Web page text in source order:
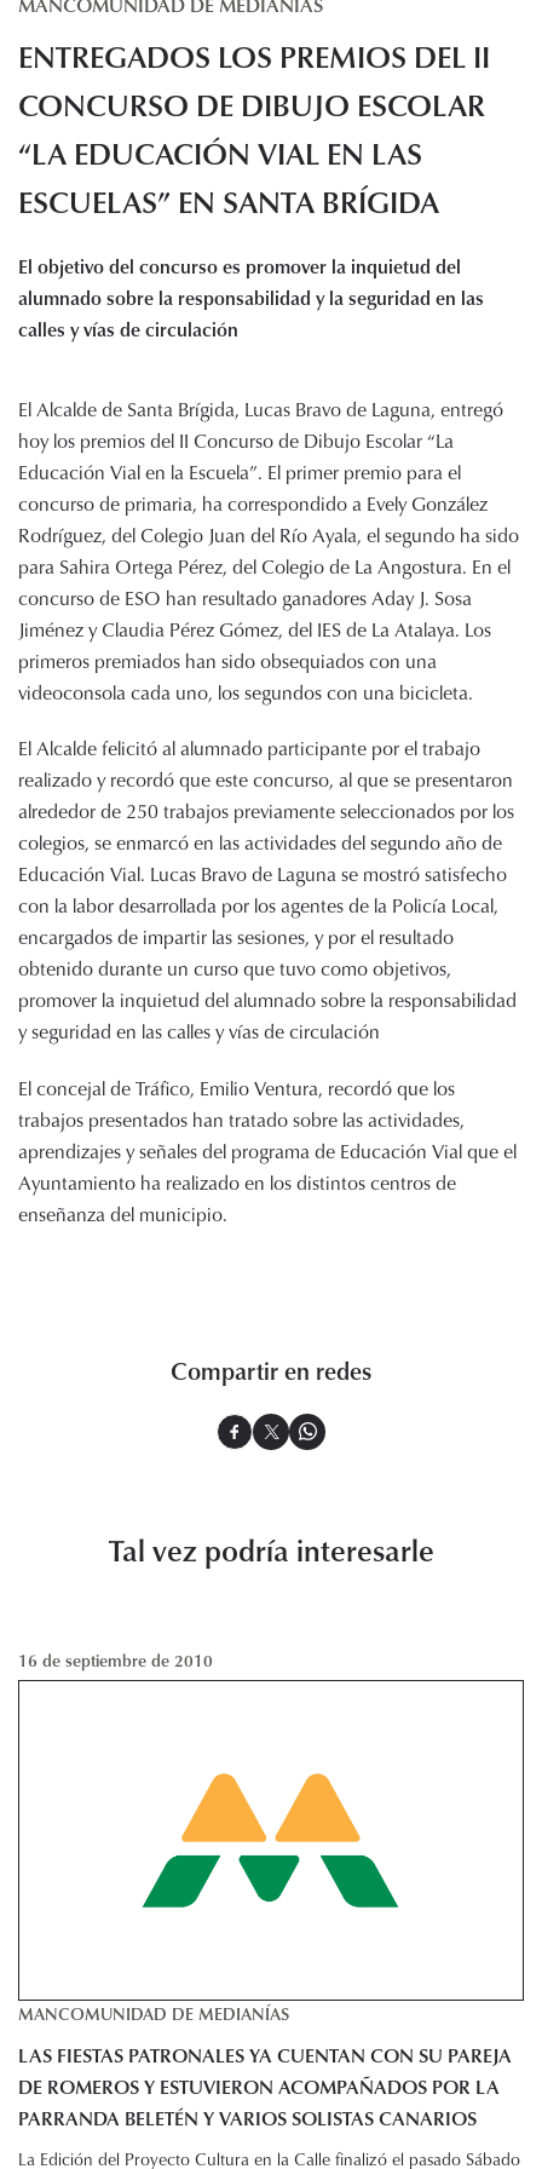
Servicios
Noticias
Recursos
Enlaces de interés
Audiovisuales
Transparencia
Sede electrónica
ENTREGADOS LOS PREMIOS DEL II
CONCURSO DE DIBUJO ESCOLAR
“LA EDUCACIÓN VIAL EN LAS
ESCUELAS” EN SANTA BRÍGIDA
El objetivo del concurso es promover la inquietud del
alumnado sobre la responsabilidad y la seguridad en las
calles y vías de circulación
El Alcalde de Santa Brígida, Lucas Bravo de Laguna, entregó
hoy los premios del II Concurso de Dibujo Escolar “La
Educación Vial en la Escuela”. El primer premio para el
concurso de primaria, ha correspondido a Evely González
Rodríguez, del Colegio Juan del Río Ayala, el segundo ha sido
para Sahira Ortega Pérez, del Colegio de La Angostura. En el
concurso de ESO han resultado ganadores Aday J. Sosa
Jiménez y Claudia Pérez Gómez, del IES de La Atalaya. Los
primeros premiados han sido obsequiados con una
videoconsola cada uno, los segundos con una bicicleta.
El Alcalde felicitó al alumnado participante por el trabajo
realizado y recordó que este concurso, al que se presentaron
alrededor de 250 trabajos previamente seleccionados por los
colegios, se enmarcó en las actividades del segundo año de
Educación Vial. Lucas Bravo de Laguna se mostró satisfecho
con la labor desarrollada por los agentes de la Policía Local,
encargados de impartir las sesiones, y por el resultado
obtenido durante un curso que tuvo como objetivos,
promover la inquietud del alumnado sobre la responsabilidad
y seguridad en las calles y vías de circulación
El concejal de Tráfico, Emilio Ventura, recordó que los
trabajos presentados han tratado sobre las actividades,
aprendizajes y señales del programa de Educación Vial que el
Ayuntamiento ha realizado en los distintos centros de
enseñanza del municipio.
Compartir en redes
Tal vez podría interesarle
16 de septiembre de 2010
MANCOMUNIDAD DE MEDIANÍAS
LAS FIESTAS PATRONALES YA CUENTAN CON SU PAREJA
DE ROMEROS Y ESTUVIERON ACOMPAÑADOS POR LA
PARRANDA BELETÉN Y VARIOS SOLISTAS CANARIOS
La Edición del Proyecto Cultura en la Calle finalizó el pasado Sábado